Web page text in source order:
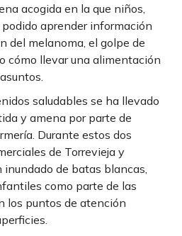
acogida en la que niños,
aprender información
del melanoma, el golpe de
cómo llevar una alimentación
saludables se ha llevado
y amena por parte de
Durante estos dos
de Torrevieja y
inundado de batas blancas,
como parte de las
los puntos de atención